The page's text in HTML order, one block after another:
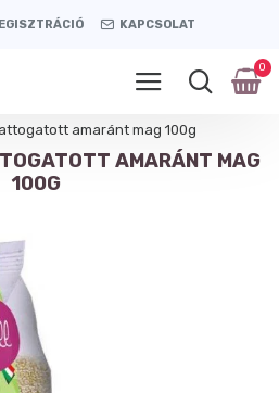
KAPCSOLAT
0
amaránt mag 100g
AMARÁNT MAG
100G